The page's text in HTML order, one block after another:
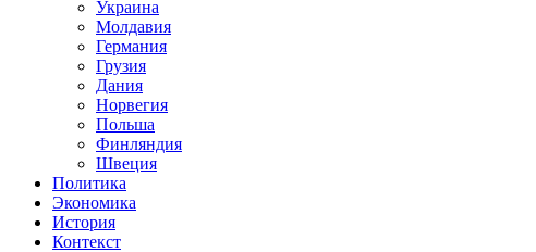
Украина
Молдавия
Германия
Грузия
Дания
Норвегия
Польша
Финляндия
Швеция
Политика
Экономика
История
Контекст